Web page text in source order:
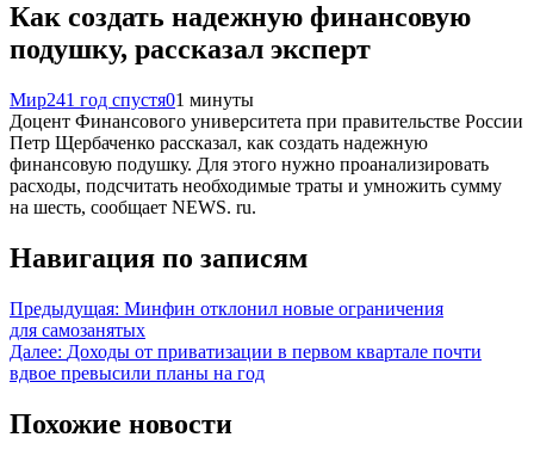
Как создать надежную финансовую
подушку, рассказал эксперт
Мир241 год спустя01 минуты
Доцент Финансового университета при правительстве России
Петр Щербаченко рассказал, как создать надежную
финансовую подушку. Для этого нужно проанализировать
расходы, подсчитать необходимые траты и умножить сумму
на шесть, сообщает NEWS. ru.
Навигация по записям
Предыдущая: Минфин отклонил новые ограничения
для самозанятых
Далее: Доходы от приватизации в первом квартале почти
вдвое превысили планы на год
Похожие новости